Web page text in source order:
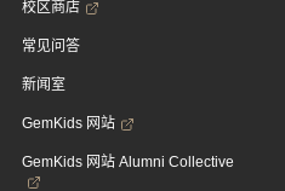
校区商店
常见问答
新闻室
GemKids 网站
GemKids 网站 Alumni Collective